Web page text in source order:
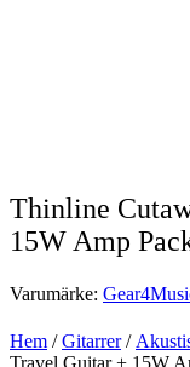
Thinline
15W Amp
Varumärke:
Hem /Gitarrer/